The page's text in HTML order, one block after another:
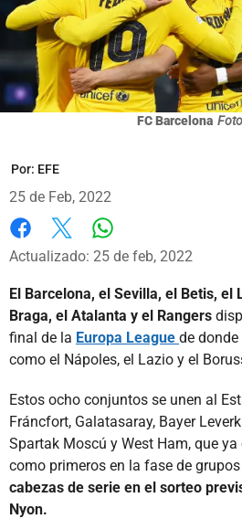
FC Barcelona
Por: EFE
25 de Feb, 2022
Facebook
X
Actualizado: 25 de feb, 2022
El Barcelona, el Sevilla, el Betis, el
Braga, el Atalanta y el Rangers
final de la Europa League de
como el Nápoles, el Lazio y el
Estos ocho conjuntos se unen al
Fráncfort, Galatasaray, Bayer
Spartak Moscú y West Ham, que
como primeros en la fase de
cabezas de serie en el sorteo
Nyon.